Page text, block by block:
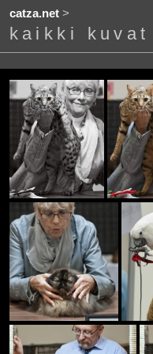
catza.net>
kaikki kuvat